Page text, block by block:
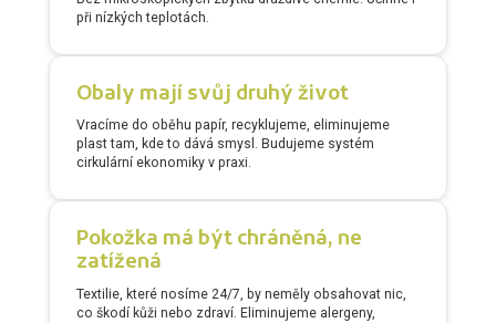
při nízkých teplotách.
Obaly mají svůj druhý život
Vracíme do oběhu papír, recyklujeme, eliminujeme
plast tam, kde to dává smysl. Budujeme systém
cirkulární ekonomiky v praxi.
Pokožka má být chráněná, ne
zatížená
Textilie, které nosíme 24/7, by neměly obsahovat nic,
co škodí kůži nebo zdraví. Eliminujeme alergeny,